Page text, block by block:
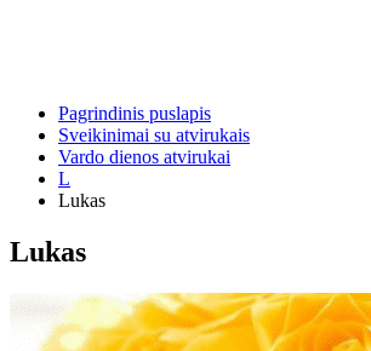
Pagrindinis puslapis
Sveikinimai su atvirukais
Vardo dienos atvirukai
L
Lukas
Lukas